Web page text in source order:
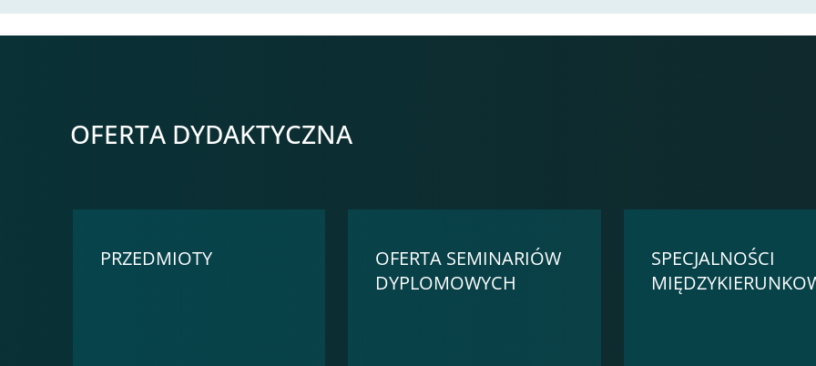
OFERTA DYDAKTYCZNA
PRZEDMIOTY
OFERTA SEMINARIÓW
DYPLOMOWYCH
SPECJALNOŚCI